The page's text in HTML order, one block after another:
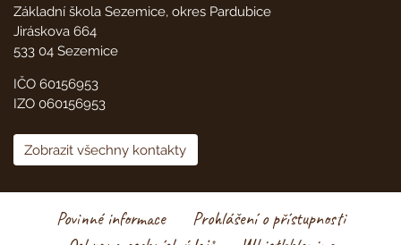
Základní škola Sezemice, okres Pardubice
Jiráskova 664
533 04 Sezemice
IČO 60156953
IZO 060156953
Zobrazit všechny kontakty
Povinné informace
Prohlášení o přístupnosti